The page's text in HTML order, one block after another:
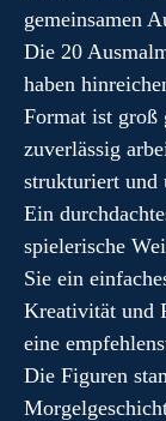
gemeinsamen
Die 20
haben
Format ist groß
zuverlässig
strukturiert und
Ein
spielerische
Sie ein
Kreativität und
eine
Die Figuren